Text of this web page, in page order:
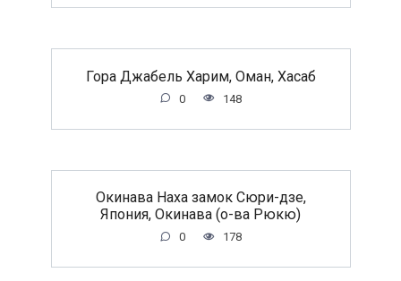
Гора Джабель Харим, Оман, Хасаб
0 148
Окинава Наха замок Сюри-дзе,
Япония, Окинава (о-ва Рюкю)
0 178